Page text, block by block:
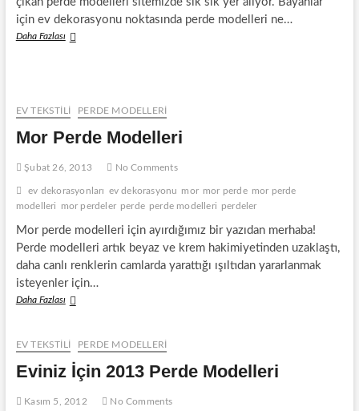
için ev dekorasyonu noktasında perde modelleri ne…
Daha FazlasıEn
EV TEKSTİLİ PERDE MODELLERI
Mor Perde Modelleri
Şubat 26, 2013 No Comments
ev dekorasyonları ev dekorasyonu mor mor perde mor perde
modelleri
mor perdeler perde perde modelleri perdeler
Mor perde modelleri için ayırdığımız bir yazıdan merhaba!
Perde modelleri artık beyaz ve krem hakimiyetinden uzaklaştı,
daha canlı renklerin camlarda yarattığı ışıltıdan yararlanmak
isteyenler için…
Daha FazlasıMor
EV TEKSTİLİ
PERDE MODELLERI
Eviniz İçin 2013 Perde Modelleri
Kasım 5, 2012 No Comments